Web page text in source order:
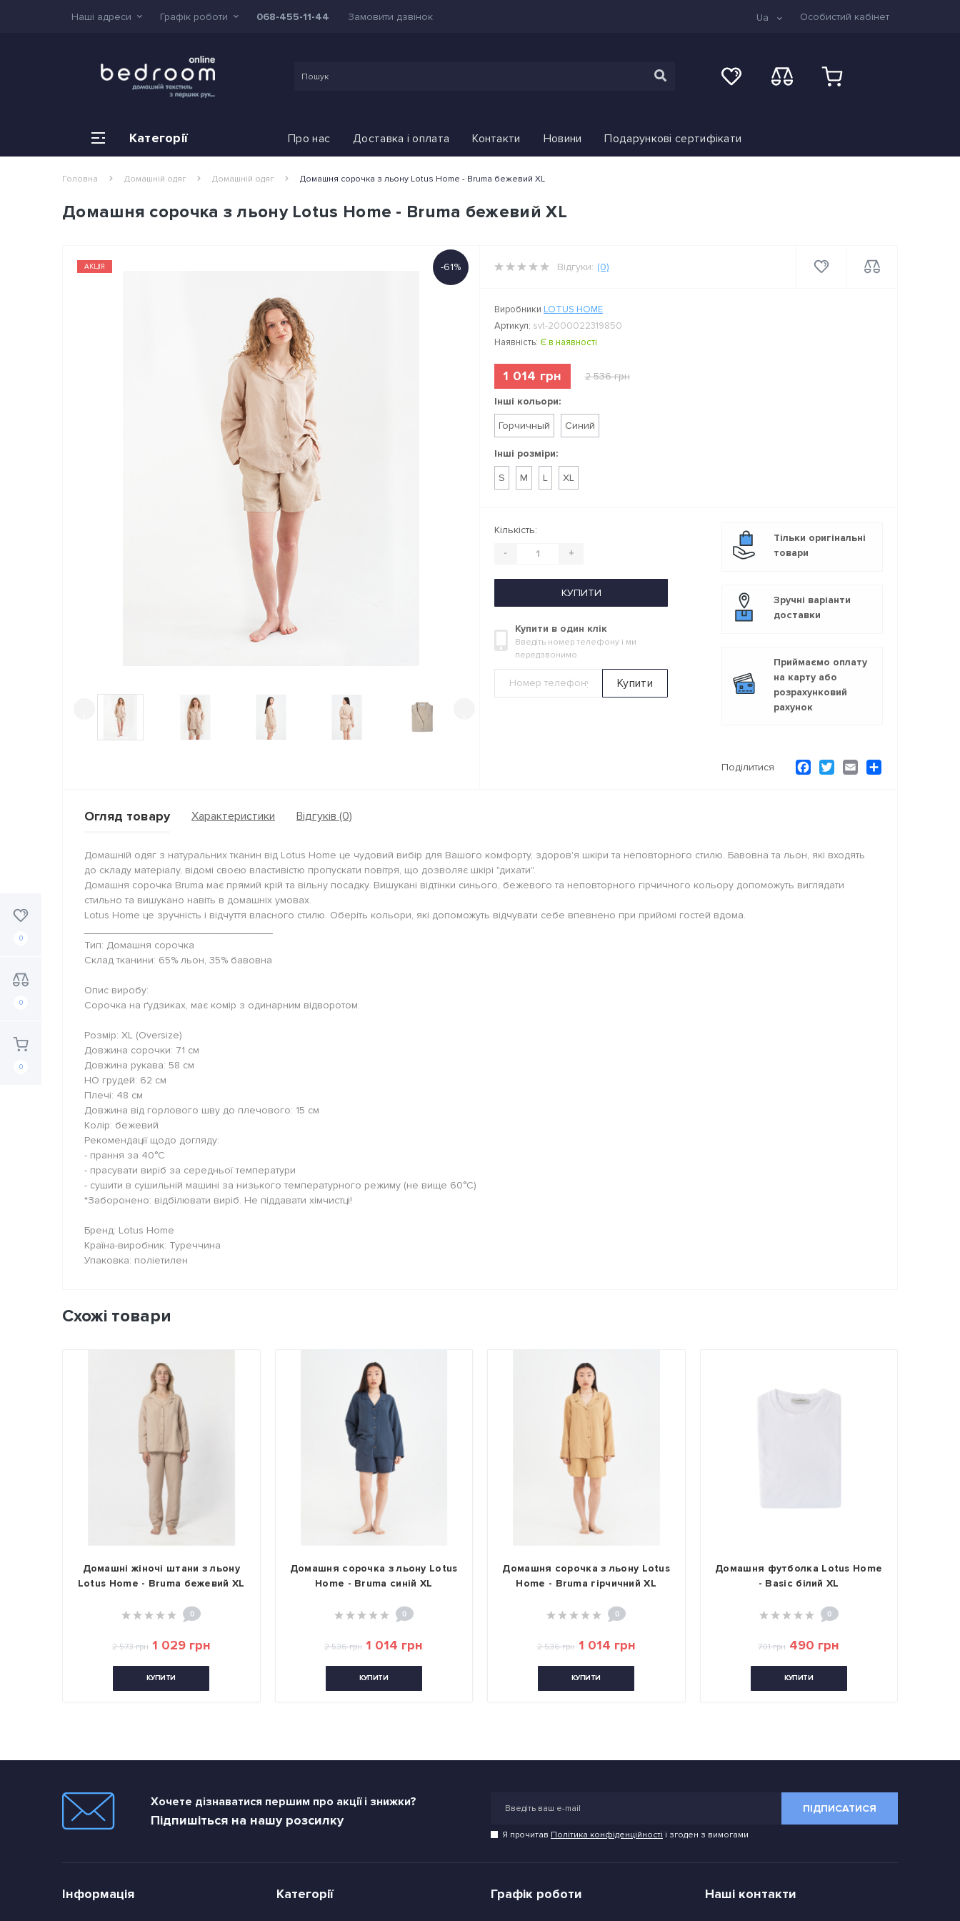
0
0
0
Наші адреси Графік роботи 068-455-11-44 Замовити дзвінок Ua Особистий кабінет
Категорії Про нас Доставка і оплата Контакти Новини Подарункові сертифікати
Головна Домашній одяг Домашній одяг Домашня сорочка з льону Lotus Home - Bruma бежевий XL
Домашня сорочка з льону Lotus Home - Bruma бежевий XL
-61%
АКЦІЯ Відгуки: (0)
Виробники LOTUS HOME
Артикул: svt-2000022319850
Наявність: Є в наявності
1 014 грн 2 536 грн
Інші кольори:
Горчичный
Синий
Інші розміри:
S
M L XL
Кількість:
- +
КУПИТИ
Купити в один клік
Введіть номер телефону і ми
передзвонимо
Купити
Тільки оригінальні
товари
Зручні варіанти
доставки
Приймаємо оплату
на карту або
розрахунковий
рахунок
Поділитися Facebook
TwitterEmail
Огляд товару Характеристики Відгуків (0)
Домашній одяг з натуральних тканин від Lotus Home це чудовий вибір для Вашого комфорту, здоров'я шкіри та неповторного стилю. Бавовна та льон, які входять
до складу матеріалу, відомі своєю властивістю пропускати повітря, що дозволяє шкірі "дихати".
Домашня сорочка Bruma має прямий крій та вільну посадку. Вишукані відтінки синього, бежевого та неповторного гірчичного кольору допоможуть виглядати
стильно та вишукано навіть в домашніх умовах.
Lotus Home це зручність і відчуття власного стилю. Оберіть кольори, які допоможуть відчувати себе впевнено при прийомі гостей вдома.
Тип: Домашня сорочка
Склад тканини: 65% льон, 35% бавовна
Опис виробу:
Сорочка на ґудзиках, має комір з одинарним відворотом.
Розмір: XL (Оversize)
Довжина сорочки: 71 см
Довжина рукава: 58 см
НО грудей: 62 см
Плечі: 48 см
Довжина від горлового шву до плечового: 15 см
Колір: бежевий
Рекомендації щодо догляду:
- прання за 40°C
- прасувати виріб за середньої температури
- сушити в сушильній машині за низького температурного режиму (не вище 60°C)
*Заборонено: відбілювати виріб. Не піддавати хімчистці!
Бренд: Lotus Home
Країна-виробник: Туреччина
Упаковка: поліетилен
Схожі товари
бежевий XL
Домашня сорочка з льону Lotus
Home - Bruma синій XL
2 536 грн 1 014 грн
Домашня сорочка з льону Lotus
Home - Bruma гірчичний XL
2 536 грн 1 014 грн
Домашня футболка Lotus Home
- Basic білий XL
701 грн 490 грн
Домашні шорти з льону Lotus
Home - Bruma бежевий XL
1 634 грн
Хочете дізнаватися першим про акції і знижки?
Підпишіться на нашу розсилку
ПІДПИСАТИСЯ
Я прочитав Політика конфіденційності і згоден з вимогами
Інформація Категорії Графік роботи Наші контакти